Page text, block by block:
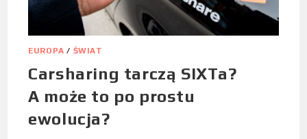
EUROPA / ŚWIAT
Carsharing tarczą SIXTa?
A może to po prostu
ewolucja?